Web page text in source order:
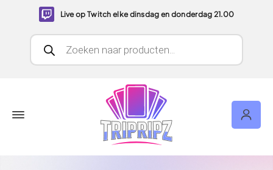
Live op Twitch elke dinsdag en donderdag 21.00
Producten zoeken